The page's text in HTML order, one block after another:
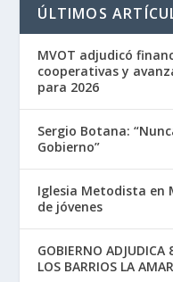
ÚLTIMOS
MVOT adjudicó
cooperativas y
para 2026
Sergio Botana:
Gobierno”
Iglesia Metodista en
de jóvenes
GOBIERNO ADJUDICA
LOS BARRIOS LA